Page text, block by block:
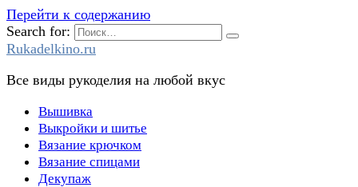
Перейти к содержанию
Search for:
Rukadelkino.ru
Все виды рукоделия на любой вкус
Вышивка
Выкройки и шитье
Вязание крючком
Вязание спицами
Декупаж